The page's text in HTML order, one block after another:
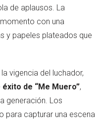
de aplausos. La
con una
y papeles plateados que
vigencia del luchador,
de “Me Muero”,
generación. Los
para capturar una escena